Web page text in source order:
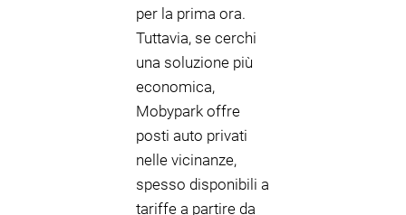
per la prima ora.
Tuttavia, se cerchi
una soluzione più
economica,
Mobypark offre
posti auto privati
nelle vicinanze,
spesso disponibili a
tariffe a partire da